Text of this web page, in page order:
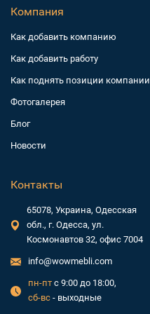
Компания
Как добавить компанию
Как добавить работу
Как поднять позиции компании
Фотогалерея
Блог
Новости
Контакты
65078, Украина, Одесская
обл., г. Одесса, ул.
Космонавтов 32, офис 7004
info@wowmebli.com
пн-пт с 9:00 до 18:00,
сб-вс - выходные